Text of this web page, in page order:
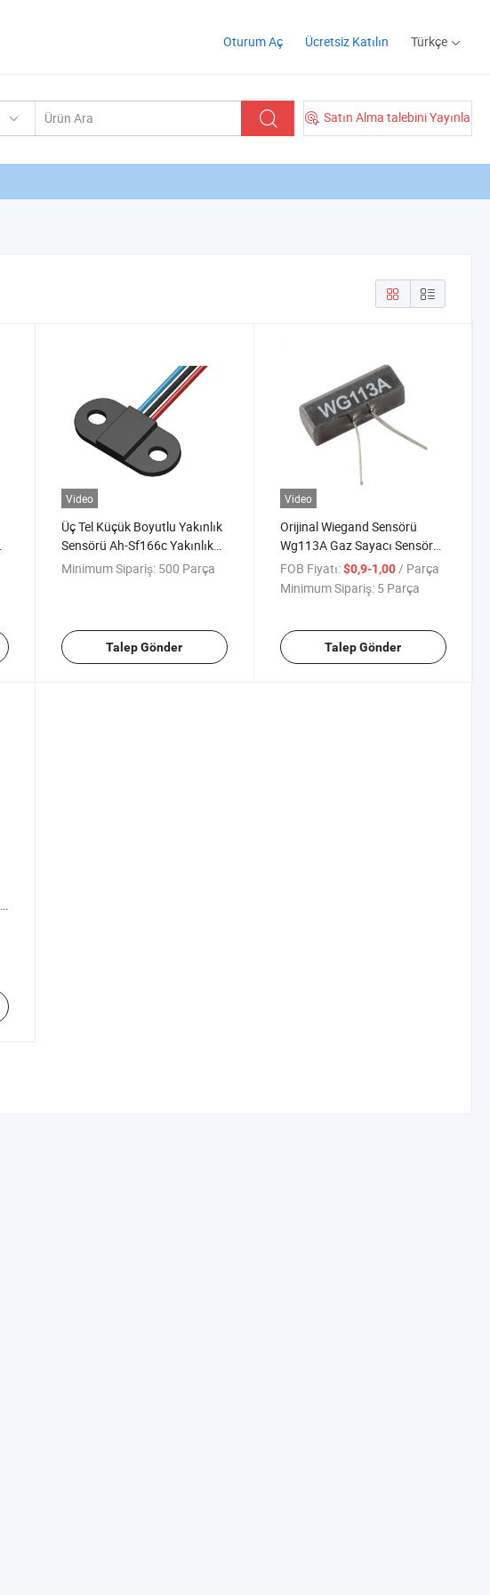
Oturum Aç Ücretsiz Katılın Türkçe
Satın Alma talebini Yayınla
Video
Üç Tel Küçük Boyutlu Yakınlık
Sensörü Ah-Sf166c Yakınlık
Anahtarı Unipolar Otomotiv
Minimum Sipariş: 500 Parça
Talep Gönder
Video
Orijinal Wiegand Sensörü
Wg113A Gaz Sayacı Sensörü
Enerji Sayacı Sensörü
FOB Fiyatı: $0,9-1,00/ Parça
Minimum Sipariş: 5 Parça
Talep Gönder